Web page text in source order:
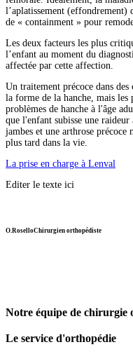
l’aplatissement (effondrement)
de « containment » pour
Les deux facteurs les plus
l’enfant au moment du
affectée par cette affection.
Un traitement précoce dans
la forme de la hanche, mais
problèmes de hanche à l'âge
que l'enfant subisse une
jambes et une arthrose précoce
plus tard dans la vie.
La prise en charge à Lenval
Editer le texte ici
O.RoselloChirurgien orthopédiste
Notre équipe de chirurgie
Le service d'orthopédie